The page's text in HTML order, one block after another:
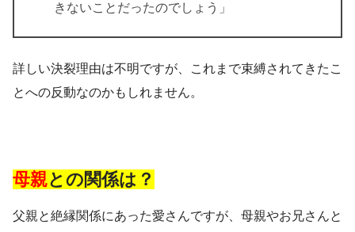
きないことだったのでしょう」
詳しい決裂理由は不明ですが、これまで束縛されてきたこ
とへの反動なのかもしれません。
母親との関係は？
父親と絶縁関係にあった愛さんですが、母親やお兄さんと